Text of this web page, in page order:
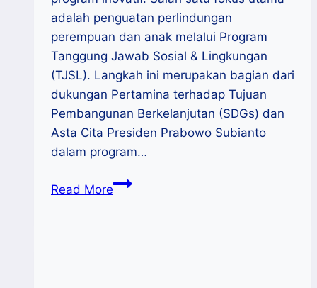
adalah penguatan perlindungan
perempuan dan anak melalui Program
Tanggung Jawab Sosial & Lingkungan
(TJSL). Langkah ini merupakan bagian dari
dukungan Pertamina terhadap Tujuan
Pembangunan Berkelanjutan (SDGs) dan
Asta Cita Presiden Prabowo Subianto
dalam program…
Read MorePertamina